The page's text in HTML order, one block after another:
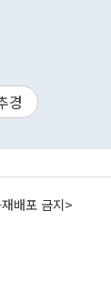
경
배포 금지>